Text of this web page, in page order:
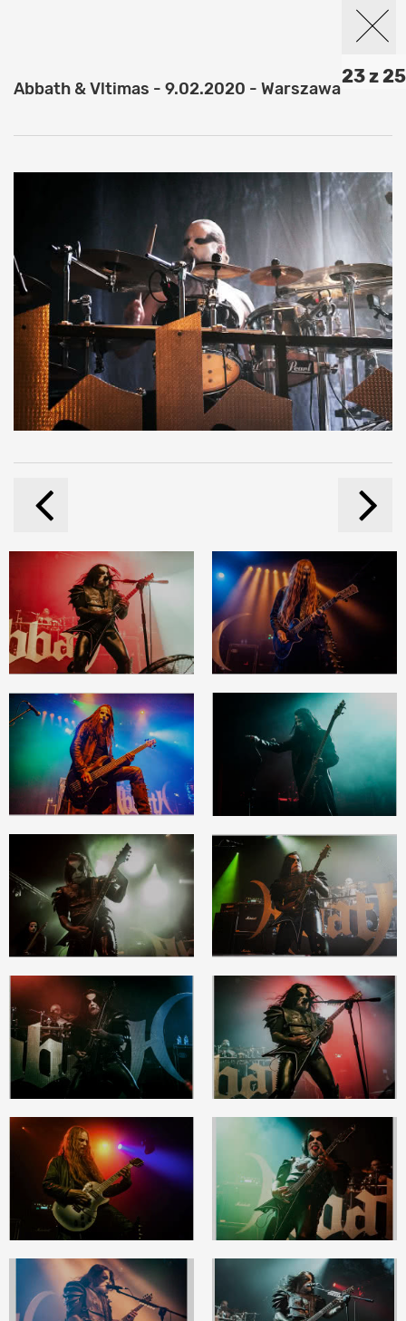
23 z 25
Abbath & Vltimas - 9.02.2020 - Warszawa